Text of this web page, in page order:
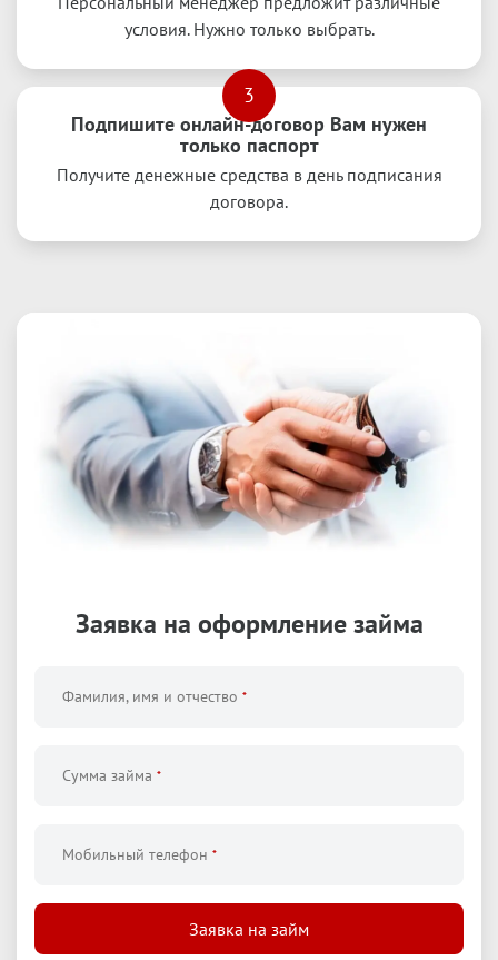
условия. Нужно только выбрать.
3
Подпишите онлайн-договор Вам нужен
только паспорт
Получите денежные средства в день подписания
договора.
Заявка на оформлениезайма
Фамилия, имя и отчество *
Сумма займа *
Мобильный телефон *
Заявка на займ